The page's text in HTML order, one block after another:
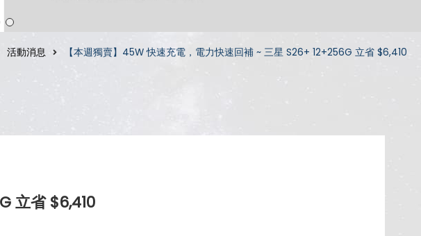
活動消息 【本週獨賣】45W 快速充電，電力快速回補 ~ 三星 S26+ 12+256G 立省 $6,410
立省 $6,410